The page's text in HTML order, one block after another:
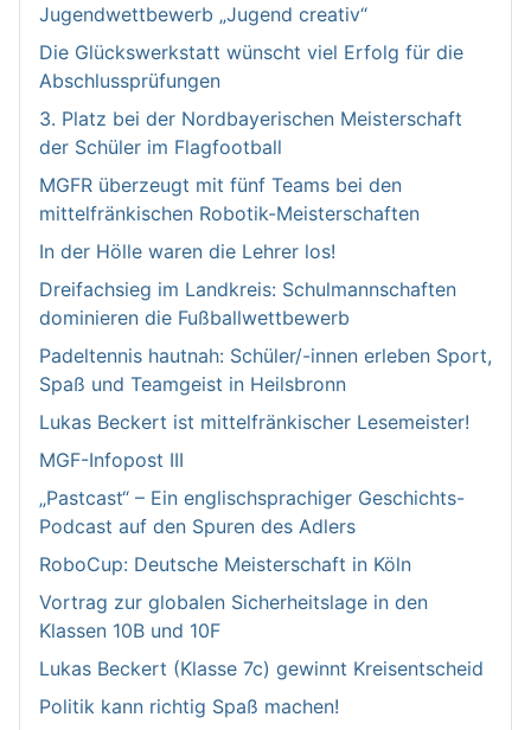
Jugendwettbewerb „Jugend creativ“
Die Glückswerkstatt wünscht viel Erfolg für die
Abschlussprüfungen
3. Platz bei der Nordbayerischen Meisterschaft
der Schüler im Flagfootball
MGFR überzeugt mit fünf Teams bei den
mittelfränkischen Robotik-Meisterschaften
In der Hölle waren die Lehrer los!
Dreifachsieg im Landkreis: Schulmannschaften
dominieren die Fußballwettbewerb
Padeltennis hautnah: Schüler/-innen erleben Sport,
Spaß und Teamgeist in Heilsbronn
Lukas Beckert ist mittelfränkischer Lesemeister!
MGF-Infopost III
„Pastcast“ – Ein englischsprachiger Geschichts-
Podcast auf den Spuren des Adlers
RoboCup: Deutsche Meisterschaft in Köln
Vortrag zur globalen Sicherheitslage in den
Klassen 10B und 10F
Lukas Beckert (Klasse 7c) gewinnt Kreisentscheid
Politik kann richtig Spaß machen!